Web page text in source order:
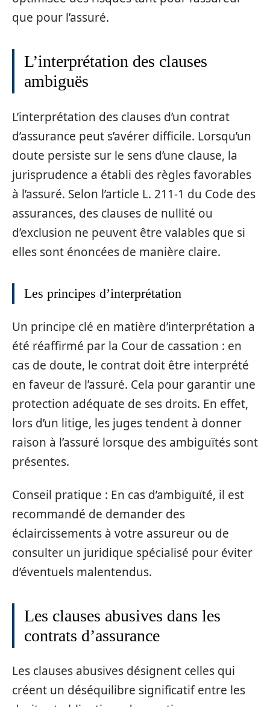
que pour l’assuré.
L’interprétation des clauses
ambiguës
L’interprétation des clauses d’un contrat
d’assurance peut s’avérer difficile. Lorsqu’un
doute persiste sur le sens d’une clause, la
jurisprudence a établi des règles favorables
à l’assuré. Selon l’article L. 211-1 du Code des
assurances, des clauses de nullité ou
d’exclusion ne peuvent être valables que si
elles sont énoncées de manière claire.
Les principes d’interprétation
Un principe clé en matière d’interprétation a
été réaffirmé par la Cour de cassation : en
cas de doute, le contrat doit être interprété
en faveur de l’assuré. Cela pour garantir une
protection adéquate de ses droits. En effet,
lors d’un litige, les juges tendent à donner
raison à l’assuré lorsque des ambiguïtés sont
présentes.
Conseil pratique : En cas d’ambiguïté, il est
recommandé de demander des
éclaircissements à votre assureur ou de
consulter un juridique spécialisé pour éviter
d’éventuels malentendus.
Les clauses abusives dans les
contrats d’assurance
Les clauses abusives désignent celles qui
créent un déséquilibre significatif entre les